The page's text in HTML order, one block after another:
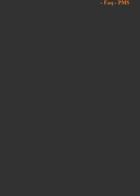
- Faq - PMS